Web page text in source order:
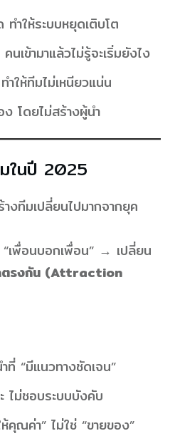
ำให้ระบบหยุดเติบโต
นเข้ามาแล้วไม่รู้จะเริ่มยังไง
ำให้ทีมไม่เหนียวแน่น
ง โดยไม่สร้างผู้นำ
ในปี 2025
งทีมเปลี่ยนไปมากจากยุค
เพื่อนบอกเพื่อน” → เปลี่ยน
ตรงกัน (Attraction
ที่ “มีแนวทางชัดเจน”
ไม่ชอบระบบบังคับ
คุณค่า” ไม่ใช่ “ขายของ”